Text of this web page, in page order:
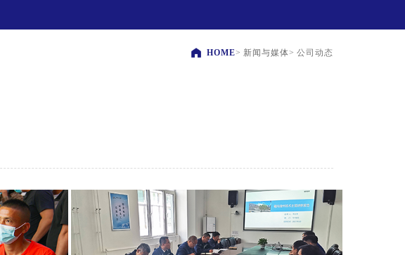
HOME> 新闻与媒体> 公司动态